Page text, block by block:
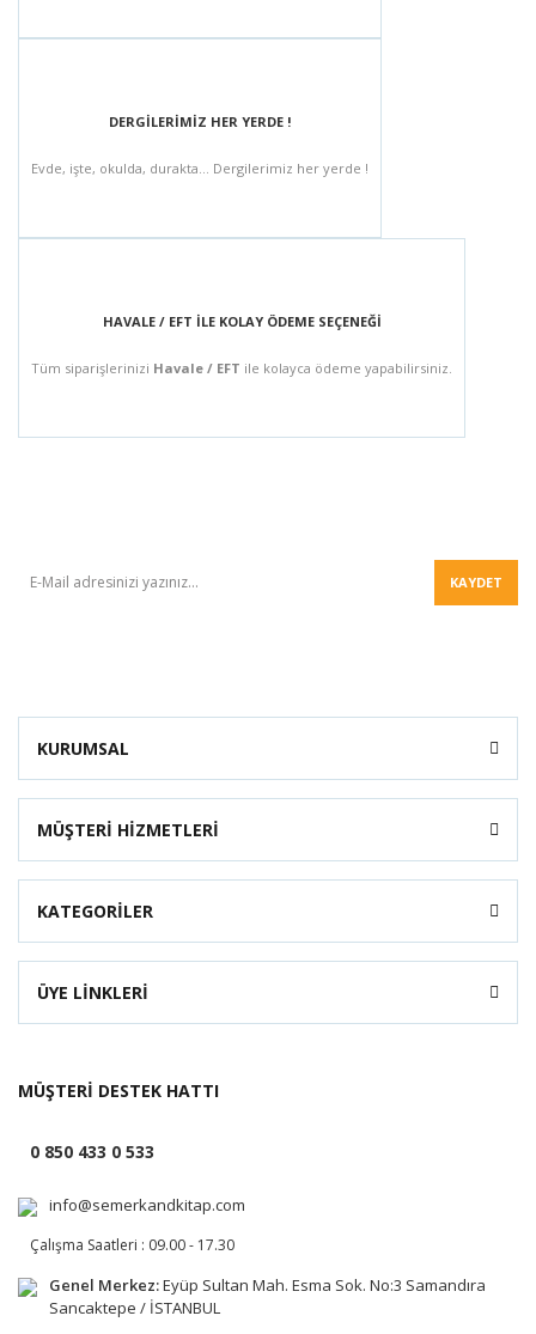
DERGİLERİMİZ HER YERDE !
Evde, işte, okulda, durakta... Dergilerimiz her yerde !
HAVALE / EFT İLE KOLAY ÖDEME SEÇENEĞİ
Tüm siparişlerinizi Havale / EFT ile kolayca ödeme yapabilirsiniz.
KAYDET
KURUMSAL
MÜŞTERİ HİZMETLERİ
KATEGORİLER
ÜYE LİNKLERİ
MÜŞTERİ DESTEK HATTI
0 850 433 0 533
info@semerkandkitap.com
Çalışma Saatleri : 09.00 - 17.30
Genel Merkez:Eyüp Sultan Mah. Esma Sok. No:3 Samandıra
Sancaktepe / İSTANBUL